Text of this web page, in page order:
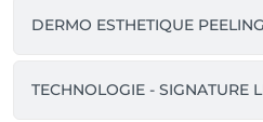
et les soins contour.
DERMO ESTHETIQUE PEELING
TECHNOLOGIE - SIGNATURE